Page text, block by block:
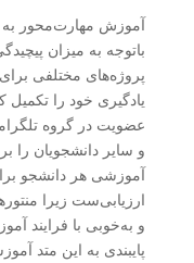
آموزش مهارت‌محور
باتوجه به میزان
پروژه‌های مختلفی
یادگیری خود را تکمیل
عضویت در گروه
و سایر دانشجویان را
آموزشی هر دانشجو
ارزیابی‌ست زیرا
و به‌خوبی با فرایند
پایبندی به این متد